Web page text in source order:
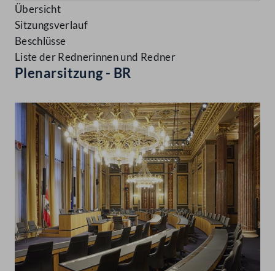
Übersicht
Sitzungsverlauf
Beschlüsse
Liste der Rednerinnen und Redner
Plenarsitzung - BR